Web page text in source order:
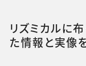
リズミカルに
た情報と実像